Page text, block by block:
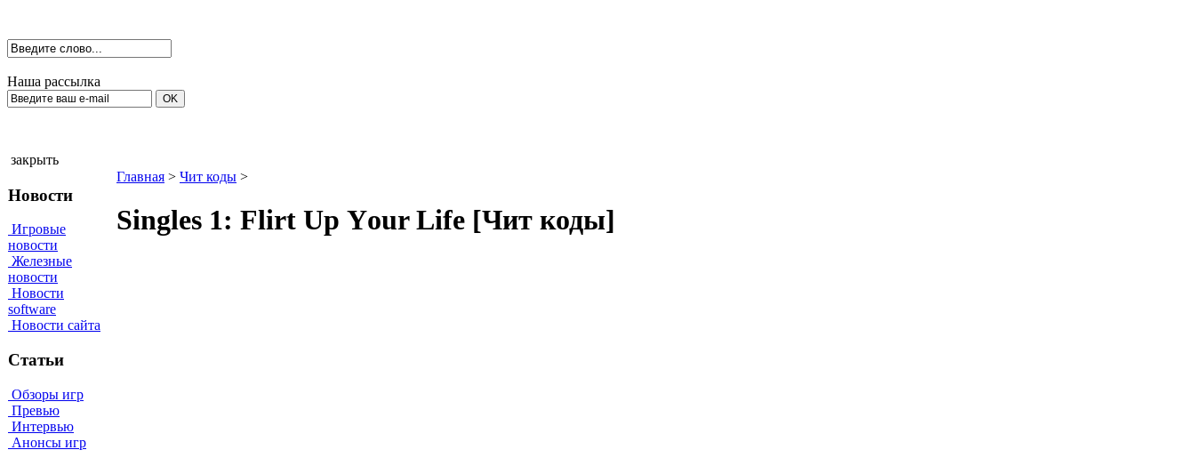
Наша рассылка
закрыть
Новости
Игровые
новости
Железные
новости
Новости
software
Новости сайта
Статьи
Обзоры игр
Превью
Интервью
Анонсы игр
Главная > Чит коды >
Singles 1: Flirt Uр Yоur Life [Чит коды]